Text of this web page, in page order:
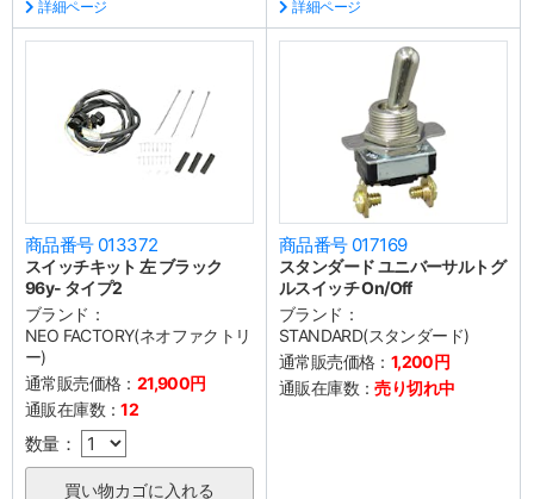
詳細ページ 詳細ページ
商品番号 013372
スイッチキット 左 ブラック
96y- タイプ2
ブランド：
NEO FACTORY(ネオファクトリ
ー)
通常販売価格： 21,900円
通販在庫数：12
数量：
商品番号 017169
スタンダード ユニバーサルトグ
ルスイッチ On/Off
ブランド：
STANDARD(スタンダード)
通常販売価格： 1,200円
通販在庫数：売り切れ中